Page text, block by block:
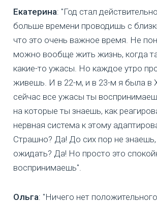
Екатерина: "Год стал
больше времени проводишь с
что это очень важное время. Не
можно вообще жить жизнь, когда
какие-то ужасы. Но каждое утро
живешь. И в 22-м, и в 23-м я была в
сейчас все ужасы ты
на которые ты знаешь, как
нервная система к этому
Страшно? Да! До сих пор не знаешь,
ожидать? Да! Но просто это
воспринимаешь".
Ольга: "Ничего нет